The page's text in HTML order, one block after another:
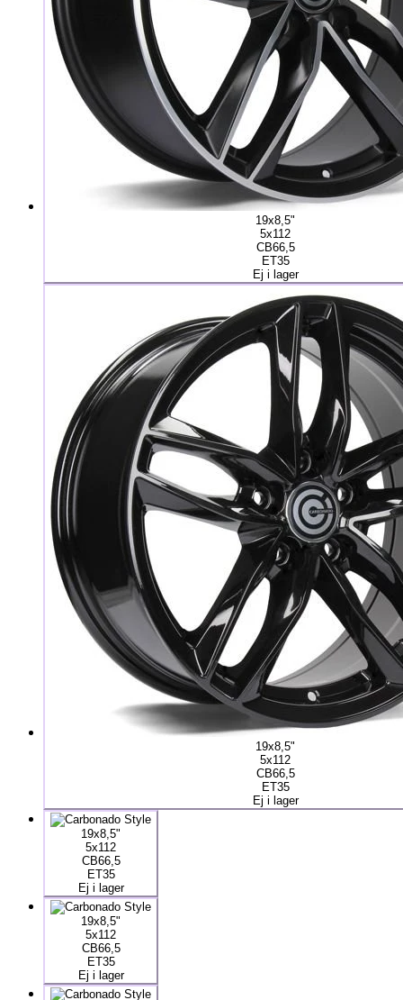
19x8,5"
5x112
CB66,5
ET35
Ej i lager
19x8,5"
5x112
CB66,5
ET35
Ej i lager
19x8,5"
5x112
CB66,5
ET35
Ej i lager
19x8,5"
5x112
CB66,5
ET35
Ej i lager